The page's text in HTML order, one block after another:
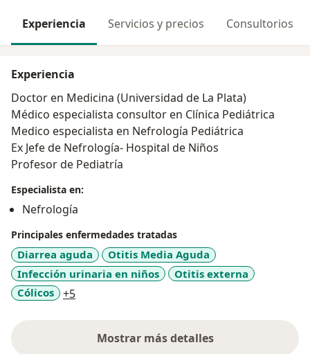
Experiencia Servicios y precios Consultorios
Experiencia
Doctor en Medicina (Universidad de La Plata)
Médico especialista consultor en Clínica Pediátrica
Medico especialista en Nefrología Pediátrica
Ex Jefe de Nefrología- Hospital de Niños
Profesor de Pediatría
Especialista en:
Nefrología
Principales enfermedades tratadas
Diarrea aguda
Otitis Media Aguda
Infección urinaria en niños
Otitis externa
Cólicos
+5a11y_sr_more_diseases
Mostrar más detalles
sobre la experiencia